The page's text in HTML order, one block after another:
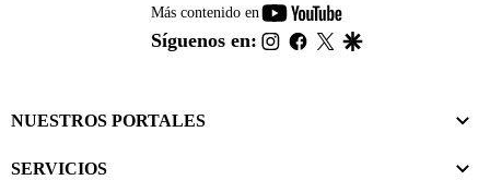
Más contenido en
youtube-
footer
Síguenos en: instagram
facebook
twitter
NUESTROS PORTALES
SERVICIOS